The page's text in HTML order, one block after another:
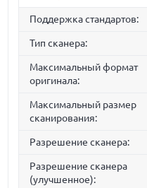
Поддержка стандартов:
Тип сканера:
Максимальный формат
оригинала:
Максимальный размер
сканирования:
Разрешение сканера:
Разрешение сканера
(улучшенное):